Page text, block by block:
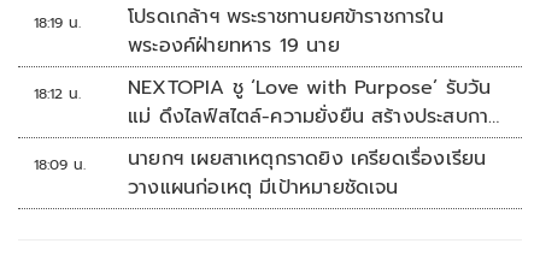
18:19 น.
โปรดเกล้าฯ พระราชทานยศข้าราชการใน
พระองค์ฝ่ายทหาร 19 นาย
18:12 น.
NEXTOPIA ชู ‘Love with Purpose’ รับวัน
แม่ ดึงไลฟ์สไตล์-ความยั่งยืน สร้างประสบกา
รณ์ช้อปปิงมีความหมาย
18:09 น.
นายกฯ เผยสาเหตุกราดยิง เครียดเรื่องเรียน
วางแผนก่อเหตุ มีเป้าหมายชัดเจน